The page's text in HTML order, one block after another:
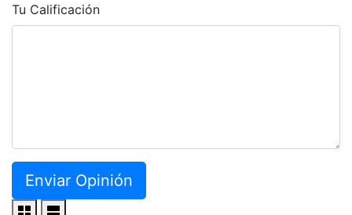
Tu Calificación
Enviar Opinión